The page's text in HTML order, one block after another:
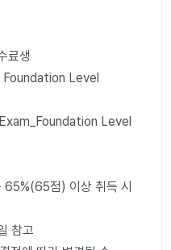
료생
Level
Level
65%(65점) 이상 취득 시
참고